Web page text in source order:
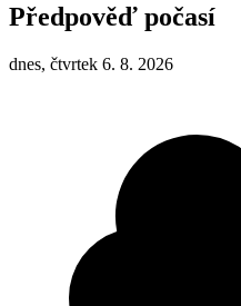
Předpověď počasí
dnes, čtvrtek 6. 8. 2026